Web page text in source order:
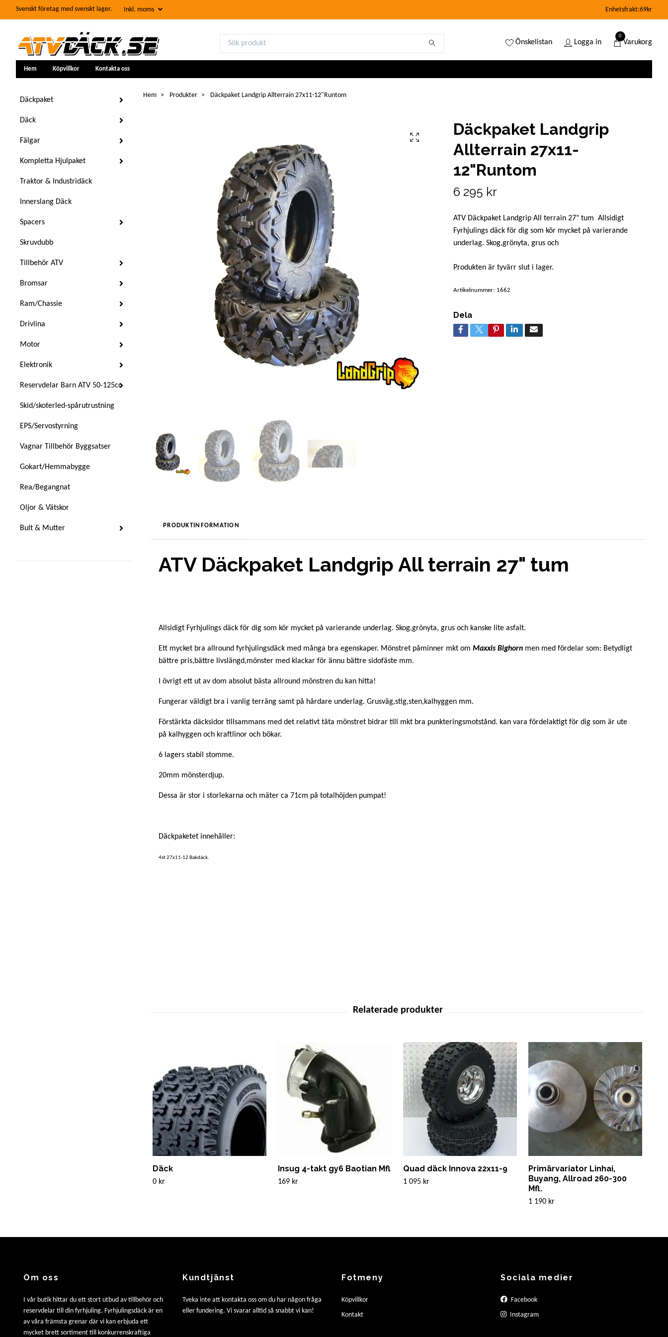
Svenskt företag med svenskt lager. Inkl. moms Enhetsfrakt:69kr
Önskelistan Logga in
0
Varukorg
Hem Köpvillkor Kontakta oss
Däckpaket
Däck
Fälgar
Kompletta Hjulpaket
Traktor & Industridäck
Innerslang Däck
Spacers
Skruvdubb
Tillbehör ATV
Bromsar
Ram/Chassie
Drivlina
Motor
Elektronik
Reservdelar Barn ATV 50-125cc
Skid/skoterled-spårutrustning
EPS/Servostyrning
Vagnar Tillbehör Byggsatser
Gokart/Hemmabygge
Rea/Begangnat
Oljor & Vätskor
Bult & Mutter
Hem Produkter Däckpaket Landgrip Allterrain 27x11-12"Runtom
Däckpaket Landgrip
Allterrain 27x11-
12"Runtom
6 295 kr
ATV Däckpaket Landgrip All terrain 27" tum Allsidigt
Fyrhjulings däck för dig som kör mycket på varierande
underlag. Skog,grönyta, grus och
Produkten är tyvärr slut i lager.
Artikelnummer: 1662
Dela
PRODUKTINFORMATION
ATV Däckpaket Landgrip All terrain 27" tum
Allsidigt Fyrhjulings däck för dig som kör mycket på varierande underlag. Skog,grönyta, grus och kanske lite asfalt.
Ett mycket bra allround fyrhjulingsdäck med många bra egenskaper. Mönstret påminner mkt om Maxxis Bighorn men med fördelar som: Betydligt
bättre pris,bättre livslängd,mönster med klackar för ännu bättre sidofäste mm.
I övrigt ett ut av dom absolut bästa allround mönstren du kan hitta!
Fungerar väldigt bra i vanlig terräng samt på hårdare underlag. Grusväg,stig,sten,kalhyggen mm.
Förstärkta däcksidor tillsammans med det relativt täta mönstret bidrar till mkt bra punkteringsmotstånd. kan vara fördelaktigt för dig som är ute
på kalhyggen och kraftlinor och bökar.
6 lagers stabil stomme.
20mm mönsterdjup.
Dessa är stor i storlekarna och mäter ca 71cm på totalhöjden pumpat!
Däckpaketet innehåller:
4st 27x11-12 Bakdäck.
Däck
0 kr
Insug 4-takt gy6 Baotian Mfl
169 kr
Quad däck Innova 22x11-9
1 095 kr
Primärvariator Linhai,
Buyang, Allroad 260-300
Mfl.
1 190 kr
Om oss
I vår butik hittar du ett stort utbud av tillbehör och
reservdelar till din fyrhjuling. Fyrhjulingsdäck är en
av våra främsta grenar där vi kan erbjuda ett
mycket brett sortiment till konkurrenskraftiga
Kundtjänst
Tveka inte att kontakta oss om du har någon fråga
eller fundering. Vi svarar alltid så snabbt vi kan!
Fotmeny
Köpvillkor
Kontakt
Sociala medier
Facebook
Instagram